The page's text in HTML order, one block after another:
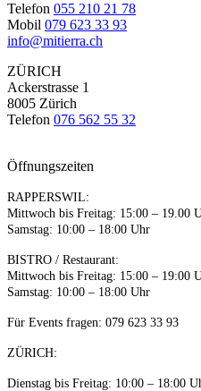
Telefon 055 210 21 78
Mobil 079 623 33 93
info@mitierra.ch
ZÜRICH
Ackerstrasse 1
8005 Zürich
Telefon 076 562 55 32
Öffnungszeiten
RAPPERSWIL:
Mittwoch bis Freitag: 15:00 – 19.00
Samstag: 10:00 – 18:00 Uhr
BISTRO / Restaurant:
Mittwoch bis Freitag: 15:00 – 19:00
Samstag: 10:00 – 18:00 Uhr
Für Events fragen: 079 623 33 93
ZÜRICH:
Dienstag bis Freitag: 10:00 – 18:00